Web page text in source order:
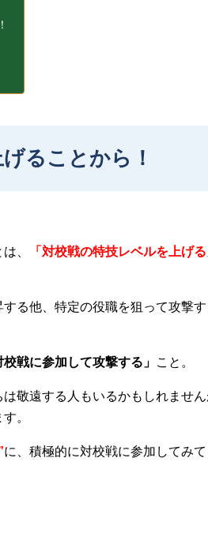
ることから！
、 「対校戦の特技レベルを上げる
る他、特定の役職を狙って攻撃す
校戦に参加して攻撃する」 こと。
敬遠する人もいるかもしれませ
。
に、積極的に対校戦に参加してみて